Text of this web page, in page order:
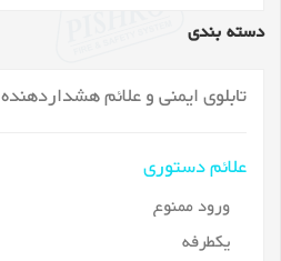
دسته بندی
تابلوی ایمنی و علائم هشداردهنده
علائم دستوری
ورود ممنوع
یکطرفه